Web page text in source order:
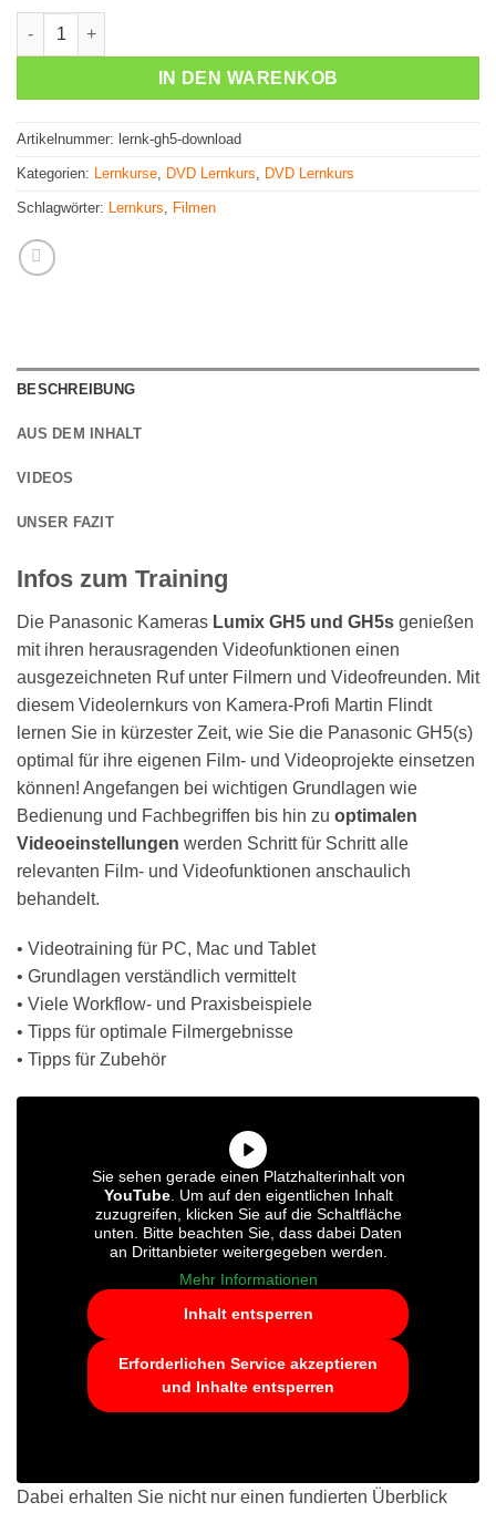
Panasonic GH5(s) - Das Training für Videofilmer (Download)
IN DEN WARENKOB
Artikelnummer: lernk-gh5-download
Kategorien: Lernkurse, DVD Lernkurs, DVD Lernkurs
Schlagwörter: Lernkurs, Filmen
BESCHREIBUNG
AUS DEM INHALT
VIDEOS
UNSER FAZIT
Infos zum Training
Die Panasonic Kameras Lumix GH5 und GH5s genießen
mit ihren herausragenden Videofunktionen einen
ausgezeichneten Ruf unter Filmern und Videofreunden. Mit
diesem Videolernkurs von Kamera-Profi Martin Flindt
lernen Sie in kürzester Zeit, wie Sie die Panasonic GH5(s)
optimal für ihre eigenen Film- und Videoprojekte einsetzen
können! Angefangen bei wichtigen Grundlagen wie
Bedienung und Fachbegriffen bis hin zu optimalen
Videoeinstellungen werden Schritt für Schritt alle
relevanten Film- und Videofunktionen anschaulich
behandelt.
• Videotraining für PC, Mac und Tablet
• Grundlagen verständlich vermittelt
• Viele Workflow- und Praxisbeispiele
• Tipps für optimale Filmergebnisse
• Tipps für Zubehör
Sie sehen gerade einen Platzhalterinhalt von
YouTube. Um auf den eigentlichen Inhalt
zuzugreifen, klicken Sie auf die Schaltfläche
unten. Bitte beachten Sie, dass dabei Daten
an Drittanbieter weitergegeben werden.
Mehr Informationen
Inhalt entsperren
Erforderlichen Service akzeptieren
und Inhalte entsperren
Dabei erhalten Sie nicht nur einen fundierten Überblick